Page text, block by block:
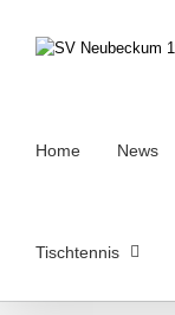
Inhalt
springen
Home News
Tischtennis